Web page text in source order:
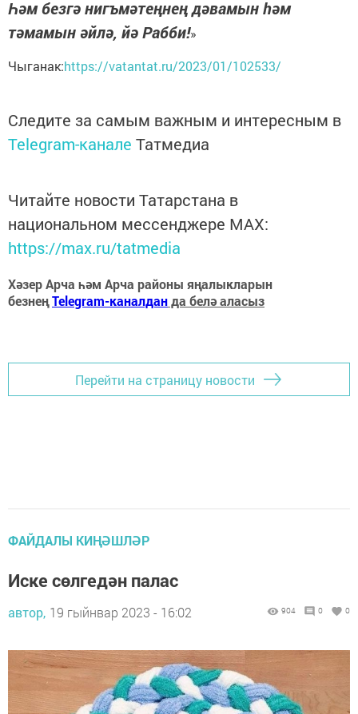
Һәм безгә нигъмәтеңнең дәвамын һәм
тәмамын әйлә, йә Рабби!»
Чыганак:https://vatantat.ru/2023/01/102533/
Следите за самым важным и интересным в
Telegram-канале Татмедиа
Читайте новости Татарстана в
национальном мессенджере MАХ:
https://max.ru/tatmedia
Хәзер Арча һәм Арча районы яңалыкларын
безнеңTelegram-каналданда белә аласыз
Перейти на страницу новости
ФАЙДАЛЫ КИҢӘШЛӘР
Иске сөлгедән палас
автор, 19 гыйнвар 2023 - 16:02 904 0 0